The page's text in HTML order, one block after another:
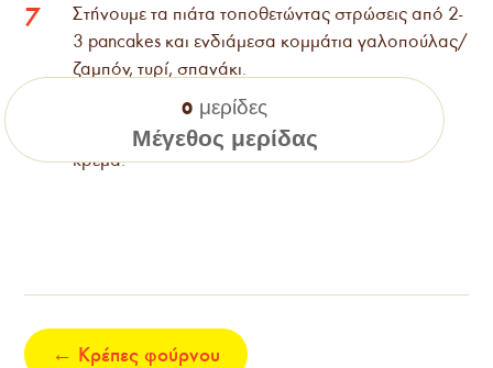
7
Στήνουμε τα πιάτα τοποθετώντας στρώσεις από 2-
3 pancakes και ενδιάμεσα κομμάτια γαλοπούλας/
ζαμπόν, τυρί, σπανάκι.
Γαρνίρουμε με 1 αυγό ποσέ ή τηγανητό και
περιχύνουμε λίγη σάλτσα hollandaise ή τυρί
κρέμα.
0 μερίδες
Μέγεθος μερίδας
← Κρέπες φούρνου